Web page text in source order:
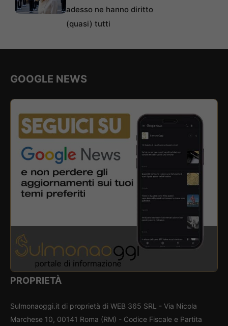
adesso ne hanno diritto
(quasi) tutti
GOOGLE NEWS
PROPRIETÀ
Sulmonaoggi.it di proprietà di WEB 365 SRL - Via Nicola
Marchese 10, 00141 Roma (RM) - Codice Fiscale e Partita